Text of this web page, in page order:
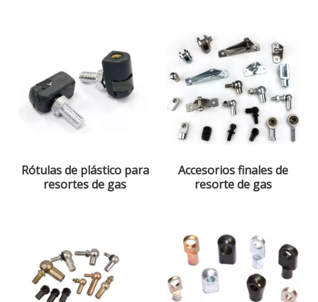
Rótulas de plástico para
resortes de gas
Accesorios finales de
resorte de gas